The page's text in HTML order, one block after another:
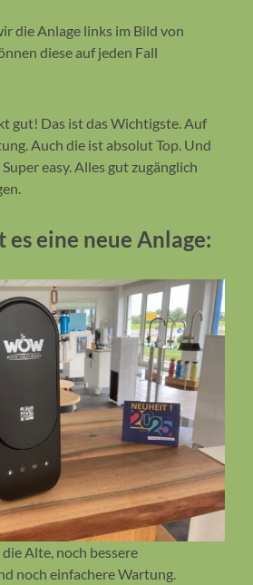
die Anlage links im Bild von
diese auf jeden Fall
gut! Das ist das Wichtigste. Auf
Auch die ist absolut Top. Und
easy. Alles gut zugänglich
es eine neue Anlage:
Alte, noch bessere
noch einfachere Wartung.